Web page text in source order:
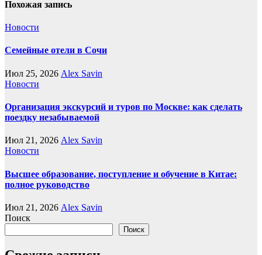
Похожая запись
Новости
Семейные отели в Сочи
Июл 25, 2026 Alex Savin
Новости
Организация экскурсий и туров по Москве: как сделать
поездку незабываемой
Июл 21, 2026 Alex Savin
Новости
Высшее образование, поступление и обучение в Китае:
полное руководство
Июл 21, 2026 Alex Savin
Поиск
Поиск